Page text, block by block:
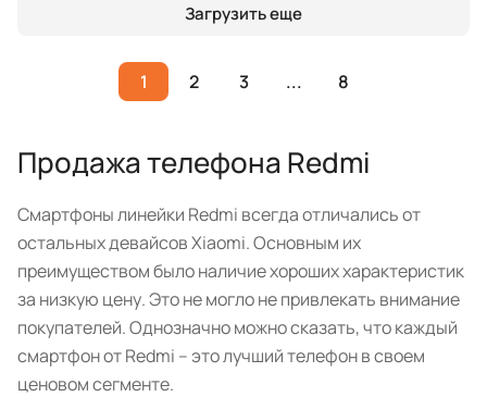
Загрузить еще
1 2 3 ... 8
Продажа телефона Redmi
Смартфоны линейки Redmi всегда отличались от
остальных девайсов Xiaomi. Основным их
преимуществом было наличие хороших характеристик
за низкую цену. Это не могло не привлекать внимание
покупателей. Однозначно можно сказать, что каждый
смартфон от Redmi – это лучший телефон в своем
ценовом сегменте.